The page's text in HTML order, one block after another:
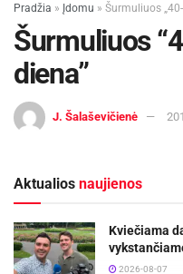
Pradžia » Įdomu » Šurmuliuos
Šurmuliuos
diena”
J. Šalaševičienė
Aktualios naujienos
Kviečiama
2026-08-07